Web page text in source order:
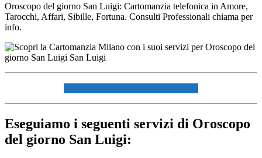
Oroscopo del giorno San Luigi: Cartomanzia telefonica in Amore,
Tarocchi, Affari, Sibille, Fortuna. Consulti Professionali chiama per
info.
Eseguiamo i seguenti servizi di Oroscopo
del giorno San Luigi: